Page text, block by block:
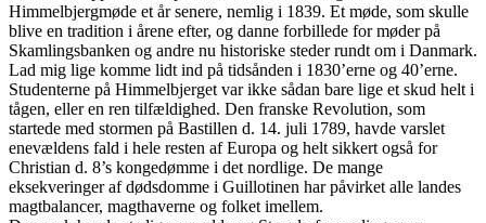
Himmelbjergmøde et år senere, nemlig i 1839. Et møde, som skulle
blive en tradition i årene efter, og danne forbillede for møder på
Skamlingsbanken og andre nu historiske steder rundt om i Danmark.
Lad mig lige komme lidt ind på tidsånden i 1830’erne og 40’erne.
Studenterne på Himmelbjerget var ikke sådan bare lige et skud helt i
tågen, eller en ren tilfældighed. Den franske Revolution, som
startede med stormen på Bastillen d. 14. juli 1789, havde varslet
enevældens fald i hele resten af Europa og helt sikkert også for
Christian d. 8’s kongedømme i det nordlige. De mange
eksekveringer af dødsdomme i Guillotinen har påvirket alle landes
magtbalancer, magthaverne og folket imellem.